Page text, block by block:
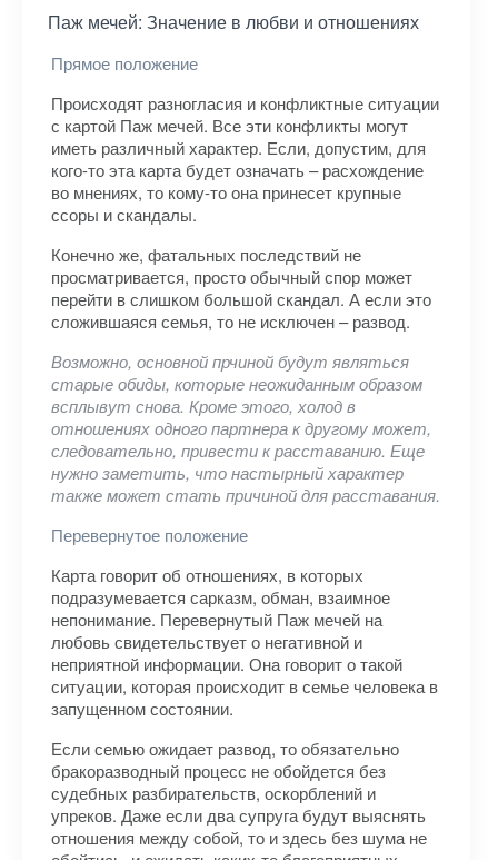
Паж мечей: Значение в любви и отношениях
Прямое положение
Происходят разногласия и конфликтные ситуации
с картой Паж мечей. Все эти конфликты могут
иметь различный характер. Если, допустим, для
кого-то эта карта будет означать – расхождение
во мнениях, то кому-то она принесет крупные
ссоры и скандалы.
Конечно же, фатальных последствий не
просматривается, просто обычный спор может
перейти в слишком большой скандал. А если это
сложившаяся семья, то не исключен – развод.
Возможно, основной прчиной будут являться
старые обиды, которые неожиданным образом
всплывут снова. Кроме этого, холод в
отношениях одного партнера к другому может,
следовательно, привести к расставанию. Еще
нужно заметить, что настырный характер
также может стать причиной для расставания.
Перевернутое положение
Карта говорит об отношениях, в которых
подразумевается сарказм, обман, взаимное
непонимание. Перевернутый Паж мечей на
любовь свидетельствует о негативной и
неприятной информации. Она говорит о такой
ситуации, которая происходит в семье человека в
запущенном состоянии.
Если семью ожидает развод, то обязательно
бракоразводный процесс не обойдется без
судебных разбирательств, оскорблений и
упреков. Даже если два супруга будут выяснять
отношения между собой, то и здесь без шума не